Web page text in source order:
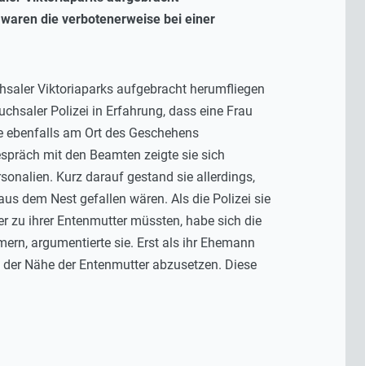
die verbotenerweise bei einer
Viktoriaparks aufgebracht herumfliegen
Polizei in Erfahrung, dass eine Frau
am Ort des Geschehens
mit den Beamten zeigte sie sich
Kurz darauf gestand sie allerdings,
dem Nest gefallen wären. Als die Polizei sie
zu ihrer Entenmutter müssten, habe sich die
argumentierte sie. Erst als ihr Ehemann
Nähe der Entenmutter abzusetzen. Diese